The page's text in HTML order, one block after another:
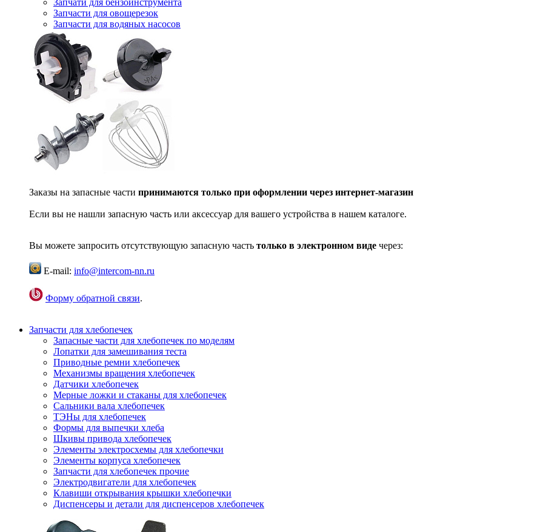
Запчати для бензоинструмента
Запчасти для овощерезок
Запчасти для водяных насосов
Заказы на запасные части принимаются только при оформлении через интернет-магазин
Если вы не нашли запасную часть или аксессуар для вашего устройства в нашем каталоге.
Вы можете запросить отсутствующую запасную часть только в электронном виде через:
E-mail: info@intercom-nn.ru
Форму обратной связи.
Запчасти для хлебопечек
Запасные части для хлебопечек по моделям
Лопатки для замешивания теста
Приводные ремни хлебопечек
Механизмы вращения хлебопечек
Датчики хлебопечек
Мерные ложки и стаканы для хлебопечек
Сальники вала хлебопечек
ТЭНы для хлебопечек
Формы для выпечки хлеба
Шкивы привода хлебопечек
Элементы электросхемы для хлебопечки
Элементы корпуса хлебопечек
Запчасти для хлебопечек прочие
Электродвигатели для хлебопечек
Клавиши открывания крышки хлебопечки
Диспенсеры и детали для диспенсеров хлебопечек